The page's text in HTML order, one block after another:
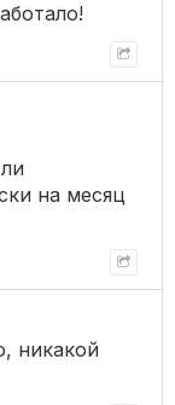
на месяц
никакой